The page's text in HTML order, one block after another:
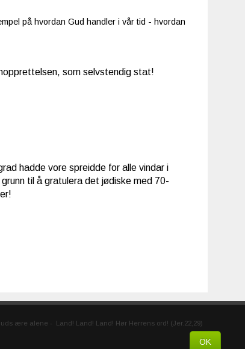
på hvordan Gud handler i vår tid - hvordan
som selvstendig stat!
hadde vore spreidde for alle vindar i
til å gratulera det jødiske med 70-
OK
ære alene - Land! Land! Land! Hør Herrens ord! (Jer.22,29)